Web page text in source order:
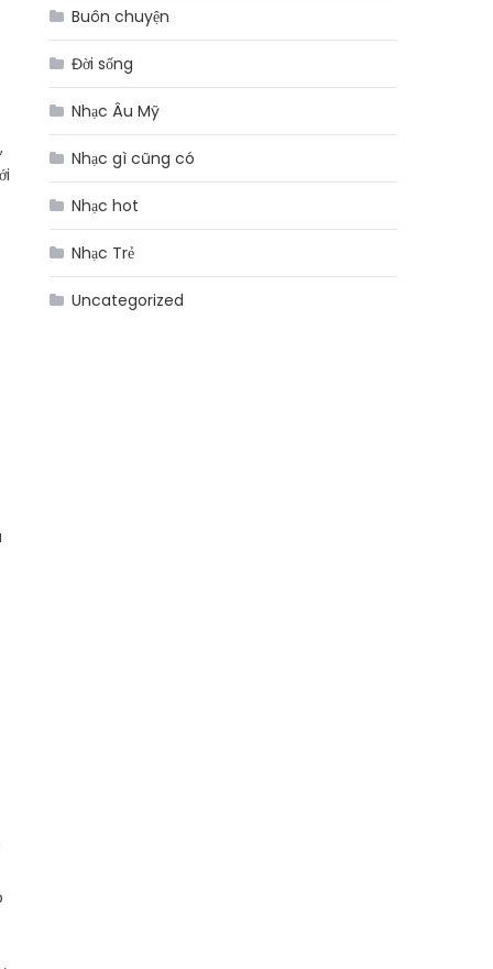
Buôn chuyện
Đời sống
Nhạc Âu Mỹ
Nhạc gì cũng có
Nhạc hot
Nhạc Trẻ
Uncategorized